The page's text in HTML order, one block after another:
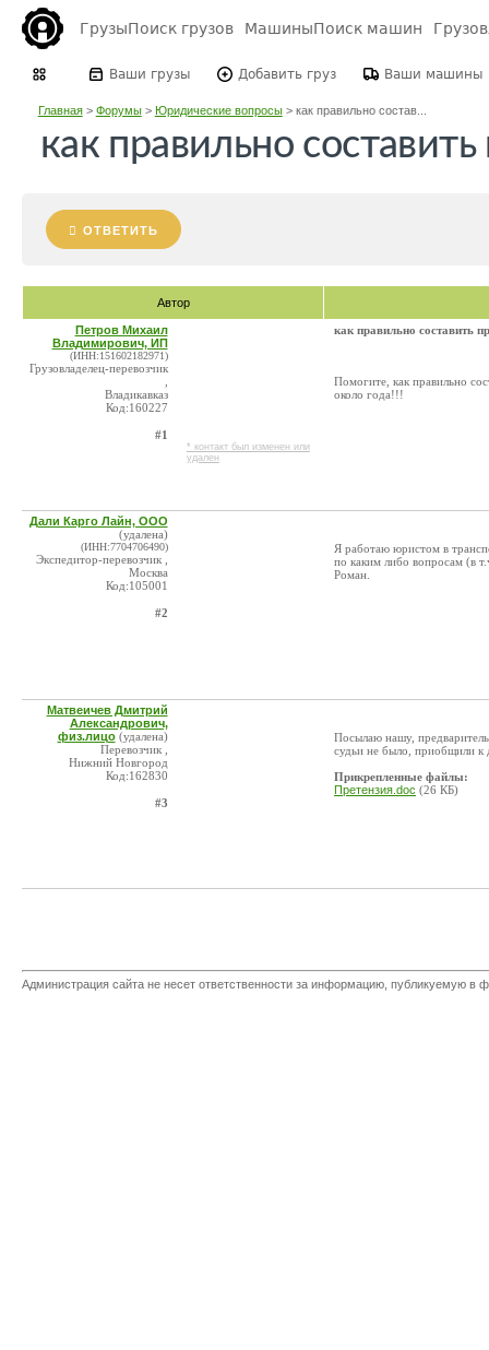
ГрузыПоиск грузов МашиныПоиск машин
Ваши грузы Добавить груз Ваши машины
Главная> Форумы> Юридические вопросы> как правильно состав...
как правильно
ОТВЕТИТЬ
Автор
Петров Михаил
Владимирович, ИП
(ИНН:151602182971)
Грузовладелец-перевозчик
Владикавказ
Код:160227
#1
* контакт был изменен или
удален
как правильно составить
Помогите, как правильно
около года!!!
Дали Карго Лайн, ООО
(удалена)
(ИНН:7704706490)
Экспедитор-перевозчик ,
Москва
Код:105001
#2
Я работаю юристом в
по каким либо вопросам (в
Роман.
Матвеичев Дмитрий
Александрович,
физ.лицо (удалена)
Перевозчик ,
Нижний Новгород
Код:162830
#3
Посылаю нашу,
судьи не было, приобщили к
Прикрепленные файлы:
Претензия.doc (26 КБ)
Администрация сайта не несет ответственности за информацию, публикуемую